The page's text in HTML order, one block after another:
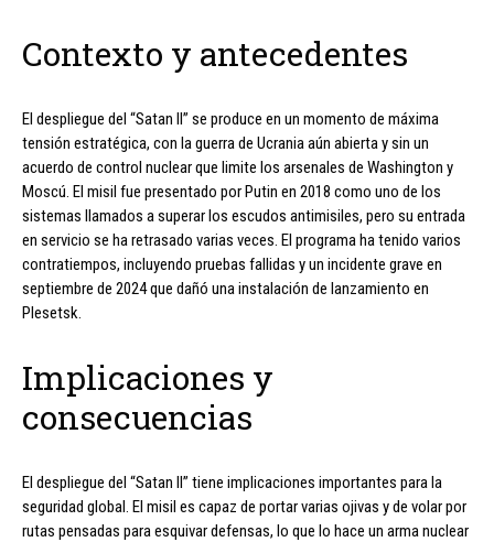
Contexto y antecedentes
El despliegue del “Satan II” se produce en un momento de máxima
tensión estratégica, con la guerra de Ucrania aún abierta y sin un
acuerdo de control nuclear que limite los arsenales de Washington y
Moscú. El misil fue presentado por Putin en 2018 como uno de los
sistemas llamados a superar los escudos antimisiles, pero su entrada
en servicio se ha retrasado varias veces. El programa ha tenido varios
contratiempos, incluyendo pruebas fallidas y un incidente grave en
septiembre de 2024 que dañó una instalación de lanzamiento en
Plesetsk.
Implicaciones y
consecuencias
El despliegue del “Satan II” tiene implicaciones importantes para la
seguridad global. El misil es capaz de portar varias ojivas y de volar por
rutas pensadas para esquivar defensas, lo que lo hace un arma nuclear